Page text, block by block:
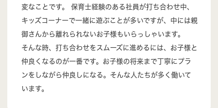
変なことです。 保育士経験のある社員が打ち合わせ中、
キッズコーナーで一緒に遊ぶことが多いですが、中には親
御さんから離れられないお子様もいらっしゃいます。
そんな時、打ち合わせをスムーズに進めるには、お子様と
仲良くなるのが一番です。お子様の将来まで丁寧にプラ
ンをしながら仲良しになる。そんな人たちが多く働いて
います。